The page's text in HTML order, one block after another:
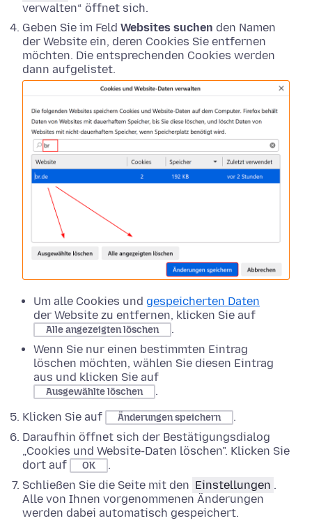
verwalten“ öffnet sich.
Geben Sie im Feld Websites suchen den Namen
der Website ein, deren Cookies Sie entfernen
möchten. Die entsprechenden Cookies werden
dann aufgelistet.
Um alle Cookies und gespeicherten Daten
der Website zu entfernen, klicken Sie auf
Alle angezeigten löschen
.
Wenn Sie nur einen bestimmten Eintrag
löschen möchten, wählen Sie diesen Eintrag
aus und klicken Sie auf
Ausgewählte löschen
.
Klicken Sie auf
Änderungen speichern
.
Daraufhin öffnet sich der Bestätigungsdialog
„Cookies und Website-Daten löschen". Klicken Sie
dort auf
OK
.
Schließen Sie die Seite mit den Einstellungen .
Alle von Ihnen vorgenommenen Änderungen
werden dabei automatisch gespeichert.